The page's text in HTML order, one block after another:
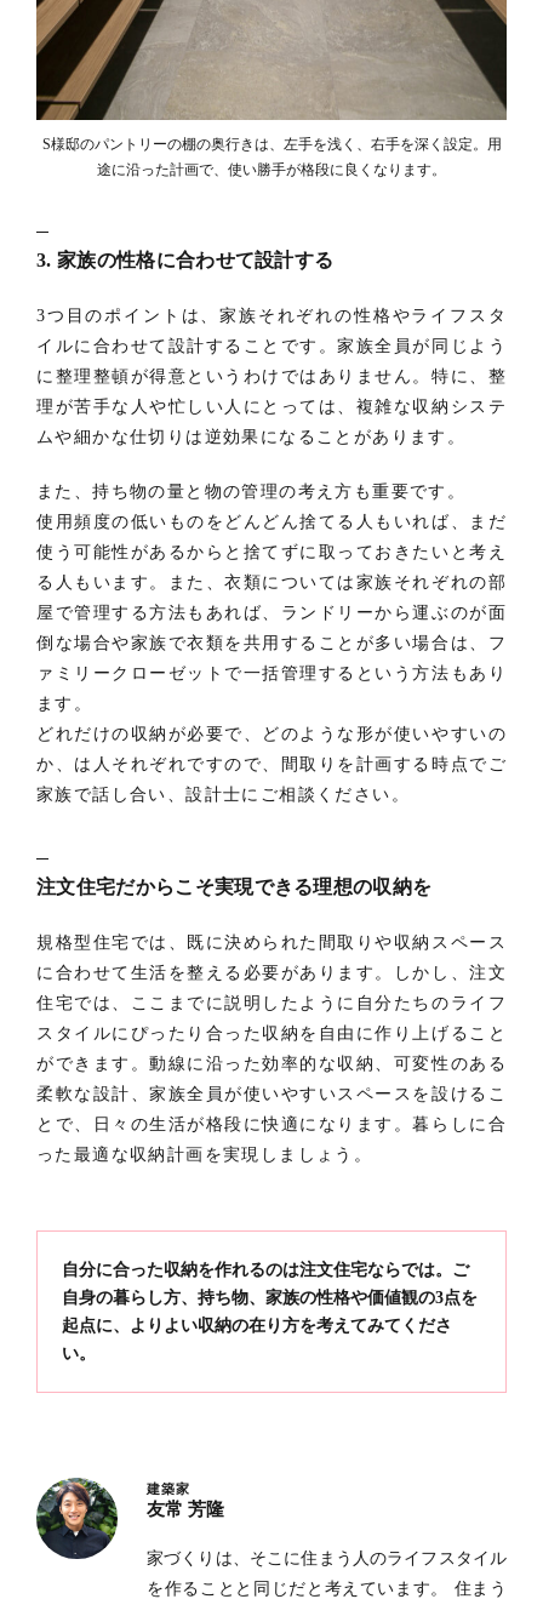
S様邸のパントリーの棚の奥行きは、左手を浅く、右手を深く設定。用
途に沿った計画で、使い勝手が格段に良くなります。
3. 家族の性格に合わせて設計する
3つ目のポイントは、家族それぞれの性格やライフスタ
イルに合わせて設計することです。家族全員が同じよう
に整理整頓が得意というわけではありません。特に、整
理が苦手な人や忙しい人にとっては、複雑な収納システ
ムや細かな仕切りは逆効果になることがあります。
また、持ち物の量と物の管理の考え方も重要です。
使用頻度の低いものをどんどん捨てる人もいれば、まだ
使う可能性があるからと捨てずに取っておきたいと考え
る人もいます。また、衣類については家族それぞれの部
屋で管理する方法もあれば、ランドリーから運ぶのが面
倒な場合や家族で衣類を共用することが多い場合は、フ
ァミリークローゼットで一括管理するという方法もあり
ます。
どれだけの収納が必要で、どのような形が使いやすいの
か、は人それぞれですので、間取りを計画する時点でご
家族で話し合い、設計士にご相談ください。
注文住宅だからこそ実現できる理想の収納を
規格型住宅では、既に決められた間取りや収納スペース
に合わせて生活を整える必要があります。しかし、注文
住宅では、ここまでに説明したように自分たちのライフ
スタイルにぴったり合った収納を自由に作り上げること
ができます。動線に沿った効率的な収納、可変性のある
柔軟な設計、家族全員が使いやすいスペースを設けるこ
とで、日々の生活が格段に快適になります。暮らしに合
った最適な収納計画を実現しましょう。
自分に合った収納を作れるのは注文住宅ならでは。ご
自身の暮らし方、持ち物、家族の性格や価値観の3点を
起点に、よりよい収納の在り方を考えてみてくださ
い。
建築家
友常 芳隆
家づくりは、そこに住まう人のライフスタイル
を作ることと同じだと考えています。 住まう